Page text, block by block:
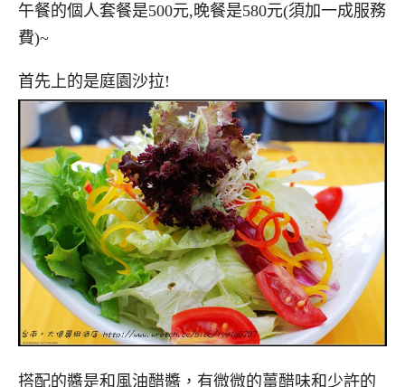
午餐的個人套餐是500元,晚餐是580元(須加一成服務
費)~
首先上的是庭園沙拉!
搭配的醬是和風油醋醬，有微微的薑醋味和少許的